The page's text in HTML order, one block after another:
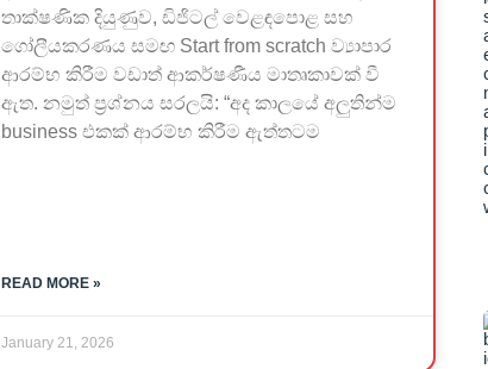
තාක්ෂණික දියුණුව, ඩිජිටල් වෙළඳපොළ සහ
ගෝලීයකරණය සමඟ Start from scratch ව්‍යාපාර
ආරම්භ කිරීම වඩාත් ආකර්ෂණීය මාතෘකාවක් වී
ඇත. නමුත් ප්‍රශ්නය සරලයි: “අද කාලයේ අලුතින්ම
business එකක් ආරම්භ කිරීම ඇත්තටම
READ MORE »
January 21, 2026